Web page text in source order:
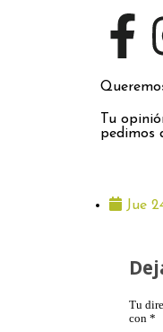
Tu
pedimos
Jue
Tu
con *